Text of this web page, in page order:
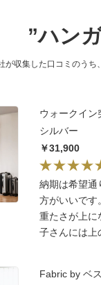
”ハン
が収集した口コミのう
ウォークイ
シルバー
￥31,900
納期は希望通
方がいいです
重たさが上に
子さんには上
Fabric by ベ